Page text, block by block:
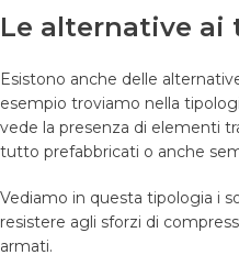
Le alternative ai
Esistono anche delle
esempio troviamo nella
vede la presenza di elementi
tutto prefabbricati o anche
Vediamo in questa tipologia i
resistere agli sforzi di
armati.